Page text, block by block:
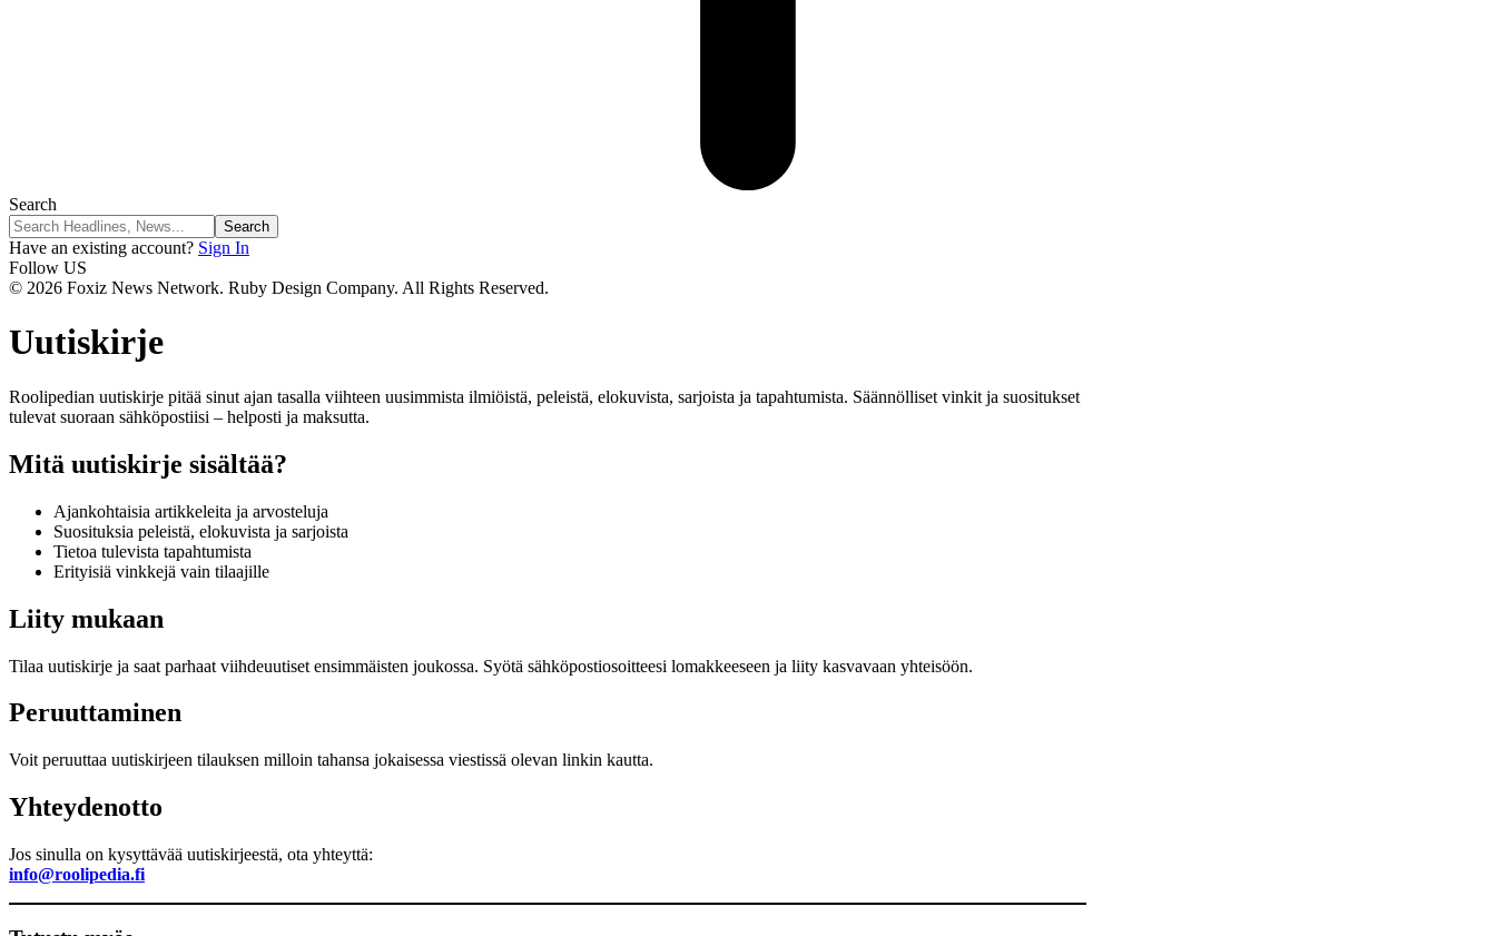
Search
Have an existing account? Sign In
Follow US
© 2026 Foxiz News Network. Ruby Design Company. All Rights Reserved.
Uutiskirje
Roolipedian uutiskirje pitää sinut ajan tasalla viihteen uusimmista ilmiöistä, peleistä, elokuvista, sarjoista ja tapahtumista. Säännölliset vinkit ja suositukset
tulevat suoraan sähköpostiisi – helposti ja maksutta.
Mitä uutiskirje sisältää?
Ajankohtaisia artikkeleita ja arvosteluja
Suosituksia peleistä, elokuvista ja sarjoista
Tietoa tulevista tapahtumista
Erityisiä vinkkejä vain tilaajille
Liity mukaan
Tilaa uutiskirje ja saat parhaat viihdeuutiset ensimmäisten joukossa. Syötä sähköpostiosoitteesi lomakkeeseen ja liity kasvavaan yhteisöön.
Peruuttaminen
Voit peruuttaa uutiskirjeen tilauksen milloin tahansa jokaisessa viestissä olevan linkin kautta.
Yhteydenotto
Jos sinulla on kysyttävää uutiskirjeestä, ota yhteyttä:
info@roolipedia.fi